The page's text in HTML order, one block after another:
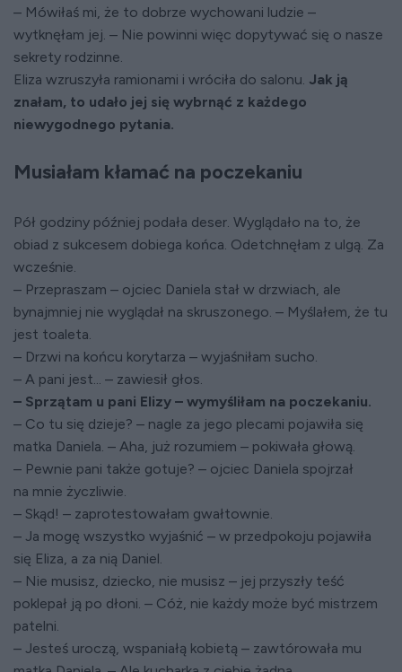
– Mówiłaś mi, że to dobrze wychowani ludzie –
wytknęłam jej. – Nie powinni więc dopytywać się o nasze
sekrety rodzinne.
Eliza wzruszyła ramionami i wróciła do salonu. Jak ją
znałam, to udało jej się wybrnąć z każdego
niewygodnego pytania.
Musiałam kłamać na poczekaniu
Pół godziny później podała deser. Wyglądało na to, że
obiad z sukcesem dobiega końca. Odetchnęłam z ulgą. Za
wcześnie.
– Przepraszam – ojciec Daniela stał w drzwiach, ale
bynajmniej nie wyglądał na skruszonego. – Myślałem, że tu
jest toaleta.
– Drzwi na końcu korytarza – wyjaśniłam sucho.
– A pani jest... – zawiesił głos.
– Sprzątam u pani Elizy – wymyśliłam na poczekaniu.
– Co tu się dzieje? – nagle za jego plecami pojawiła się
matka Daniela. – Aha, już rozumiem – pokiwała głową.
– Pewnie pani także gotuje? – ojciec Daniela spojrzał
na mnie życzliwie.
– Skąd! – zaprotestowałam gwałtownie.
– Ja mogę wszystko wyjaśnić – w przedpokoju pojawiła
się Eliza, a za nią Daniel.
– Nie musisz, dziecko, nie musisz – jej przyszły teść
poklepał ją po dłoni. – Cóż, nie każdy może być mistrzem
patelni.
– Jesteś uroczą, wspaniałą kobietą – zawtórowała mu